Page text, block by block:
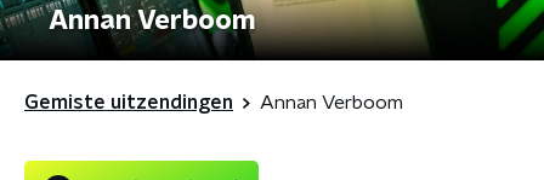
Annan Verboom
Gemiste uitzendingen Annan Verboom